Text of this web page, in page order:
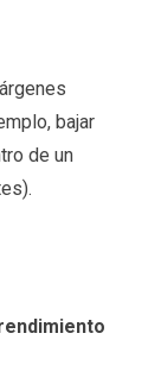
bajar
de un